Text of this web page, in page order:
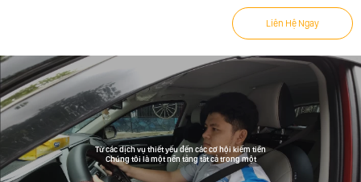
Liên Hệ Ngay
Từ các dịch vụ thiết yếu đến các cơ hội kiếm tiền
Chúng tôi là một nền tảng tất cả trong một